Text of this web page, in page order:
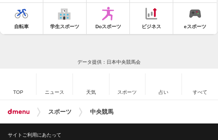
自転車 学生スポーツ Doスポーツ ビジネス eスポーツ
データ提供：日本中央競馬会
TOP ニュース 天気 スポーツ 占い すべて
スポーツ 中央競馬
サイトご利用にあたって